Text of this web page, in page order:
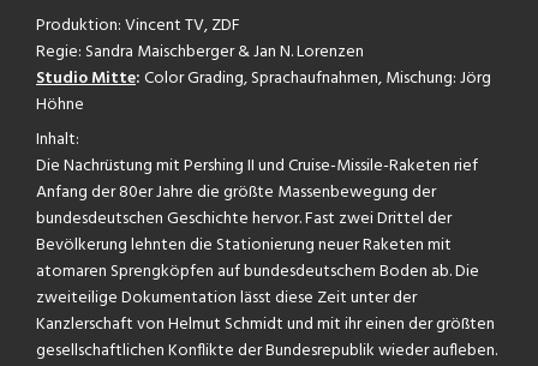
Produktion: Vincent TV, ZDF
Regie: Sandra Maischberger & Jan N. Lorenzen
Studio Mitte:Color Grading, Sprachaufnahmen, Mischung: Jörg
Höhne
Inhalt:
Die Nachrüstung mit Pershing II und Cruise-Missile-Raketen rief
Anfang der 80er Jahre die größte Massenbewegung der
bundesdeutschen Geschichte hervor. Fast zwei Drittel der
Bevölkerung lehnten die Stationierung neuer Raketen mit
atomaren Sprengköpfen auf bundesdeutschem Boden ab. Die
zweiteilige Dokumentation lässt diese Zeit unter der
Kanzlerschaft von Helmut Schmidt und mit ihr einen der größten
gesellschaftlichen Konflikte der Bundesrepublik wieder aufleben.